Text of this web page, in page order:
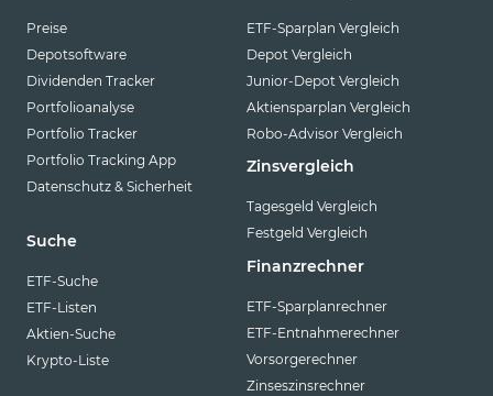
Preise
Depotsoftware
Dividenden Tracker
Portfolioanalyse
Portfolio Tracker
Portfolio Tracking App
Datenschutz & Sicherheit
Suche
ETF-Suche
ETF-Listen
Aktien-Suche
Krypto-Liste
ETF-Sparplan Vergleich
Depot Vergleich
Junior-Depot Vergleich
Aktiensparplan Vergleich
Robo-Advisor Vergleich
Zinsvergleich
Tagesgeld Vergleich
Festgeld Vergleich
Finanzrechner
ETF-Sparplanrechner
ETF-Entnahmerechner
Vorsorgerechner
Zinseszinsrechner